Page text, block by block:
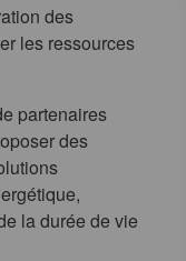
des
les ressources
partenaires
des
la durée de vie